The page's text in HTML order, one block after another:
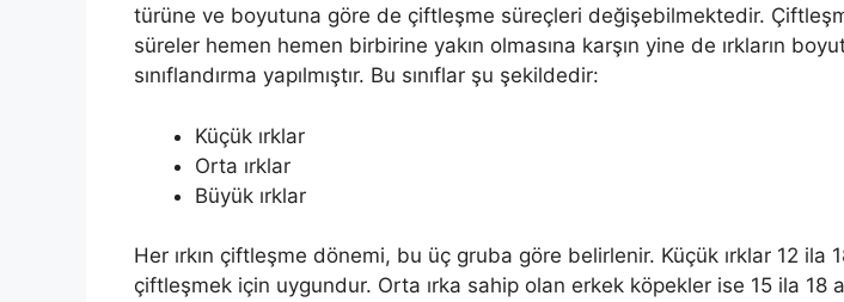
türüne ve boyutuna göre de çiftleşme süreçleri değişebilmektedir.
süreler hemen hemen birbirine yakın olmasına karşın yine de ırkların
sınıflandırma yapılmıştır. Bu sınıflar şu şekildedir:
Küçük ırklar
Orta ırklar
Büyük ırklar
Her ırkın çiftleşme dönemi, bu üç gruba göre belirlenir. Küçük ırklar 12 ila
çiftleşmek için uygundur. Orta ırka sahip olan erkek köpekler ise 15 ila 18